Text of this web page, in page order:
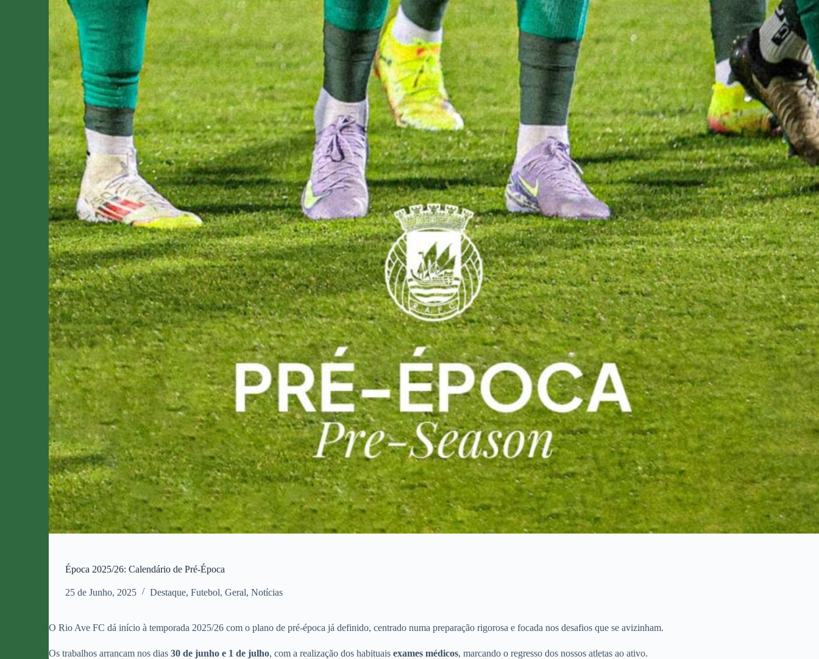
Época 2025/26: Calendário de Pré-Época
25 de Junho, 2025 Destaque,Futebol,Geral,Notícias
O Rio Ave FC dá início à temporada 2025/26 com o plano de pré-época já definido, centrado numa preparação rigorosa e focada nos desafios que se avizinham.
Os trabalhos arrancam nos dias 30 de junho e 1 de julho, com a realização dos habituais exames médicos, marcando o regresso dos nossos atletas ao ativo.